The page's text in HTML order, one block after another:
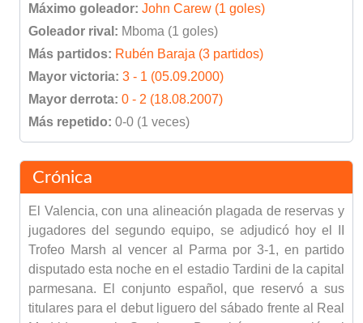
Máximo goleador: John Carew (1 goles)
Goleador rival: Mboma (1 goles)
Más partidos: Rubén Baraja (3 partidos)
Mayor victoria: 3 - 1 (05.09.2000)
Mayor derrota: 0 - 2 (18.08.2007)
Más repetido: 0-0 (1 veces)
Crónica
El Valencia, con una alineación plagada de reservas y
jugadores del segundo equipo, se adjudicó hoy el II
Trofeo Marsh al vencer al Parma por 3-1, en partido
disputado esta noche en el estadio Tardini de la capital
parmesana. El conjunto español, que reservó a sus
titulares para el debut liguero del sábado frente al Real